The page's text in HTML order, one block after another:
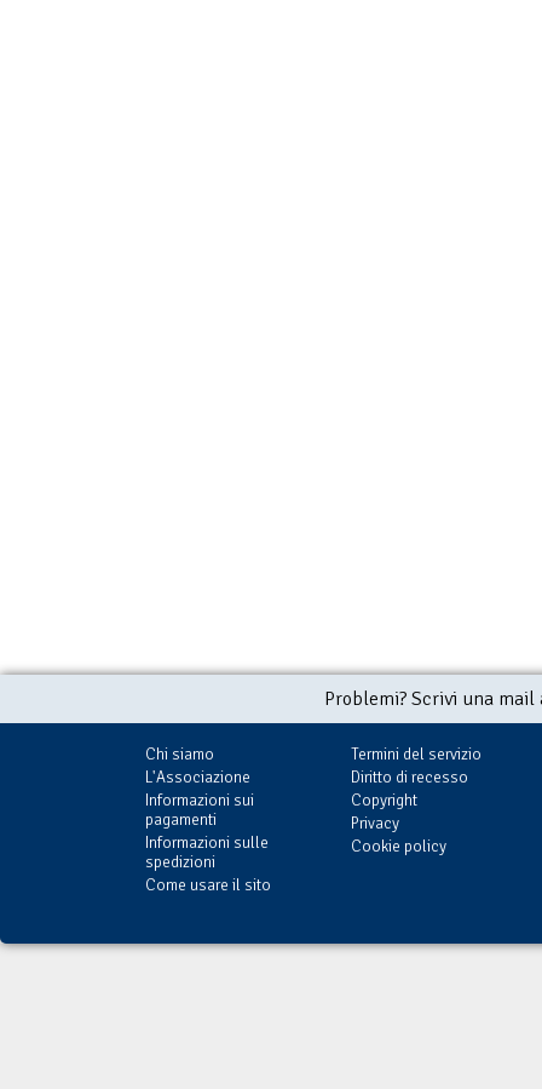
Problemi? Scrivi una
Chi siamo
L'Associazione
Informazioni sui
pagamenti
Informazioni sulle
spedizioni
Come usare il sito
Termini del servizio
Diritto di recesso
Copyright
Privacy
Cookie policy